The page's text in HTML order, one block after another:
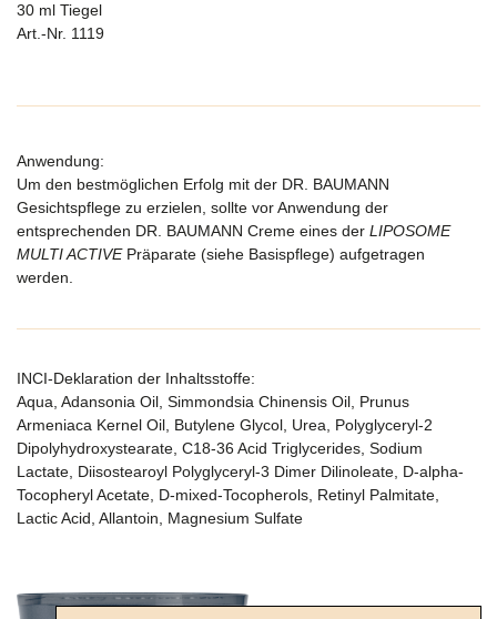
30 ml Tiegel
Art.-Nr. 1119
Anwendung:
Um den bestmöglichen Erfolg mit der DR. BAUMANN
Gesichtspflege zu erzielen, sollte vor Anwendung der
entsprechenden DR. BAUMANN Creme eines der LIPOSOME
MULTI ACTIVEPräparate (siehe Basispflege) aufgetragen
werden.
INCI-Deklaration der Inhaltsstoffe:
Aqua, Adansonia Oil, Simmondsia Chinensis Oil, Prunus
Armeniaca Kernel Oil, Butylene Glycol, Urea, Polyglyceryl-2
Dipolyhydroxystearate, C18-36 Acid Triglycerides, Sodium
Lactate, Diisostearoyl Polyglyceryl-3 Dimer Dilinoleate, D-alpha-
Tocopheryl Acetate, D-mixed-Tocopherols, Retinyl Palmitate,
Lactic Acid, Allantoin, Magnesium Sulfate